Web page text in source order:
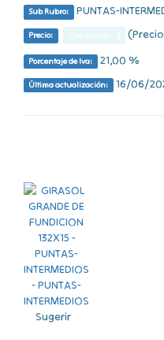
Sub Rubro: PUNTAS-
Precio:
Porcentaje de Iva: 21,00 %
Última actualización: 16/06/
Sugerir